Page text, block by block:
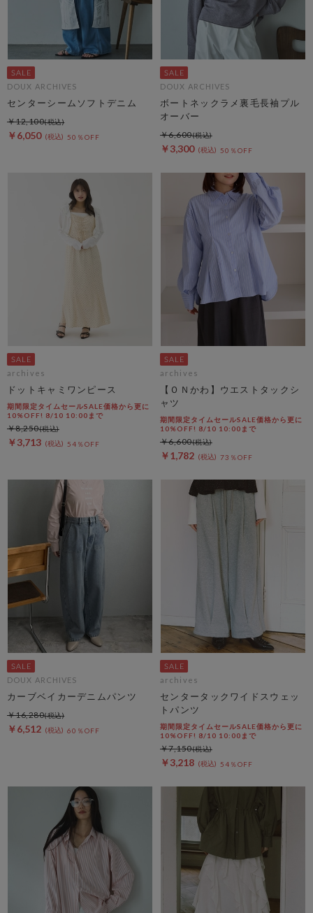
DOUX ARCHIVES
センターシームソフトデニム
￥6,050 50％OFF
￥12,100
DOUX ARCHIVES
ボートネックラメ裏毛長袖プル
オーバー
￥3,300 50％OFF
￥6,600
archives
ドットキャミワンピース
期間限定タイムセールSALE価格から更に
10%OFF! 8/10 10:00まで
￥3,713 54％OFF
￥8,250
archives
【ＯＮかわ】ウエストタックシ
ャツ
期間限定タイムセールSALE価格から更に
10%OFF! 8/10 10:00まで
￥1,782 73％OFF
￥6,600
DOUX ARCHIVES
カーブベイカーデニムパンツ
￥6,512 60％OFF
￥16,280
archives
センタータックワイドスウェッ
トパンツ
期間限定タイムセールSALE価格から更に
10%OFF! 8/10 10:00まで
￥3,218 54％OFF
￥7,150